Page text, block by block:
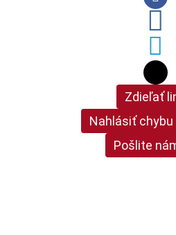
Zdieľať
Nahlásiť chybu
Pošlite